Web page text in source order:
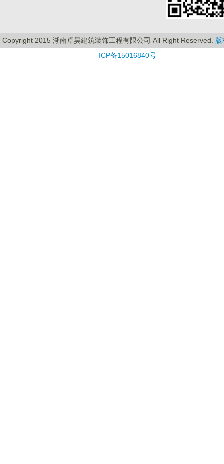
Copyright 2015 湖南卓昊建筑装饰工程有限公司 All Right Reserved.
ICP备15016840号